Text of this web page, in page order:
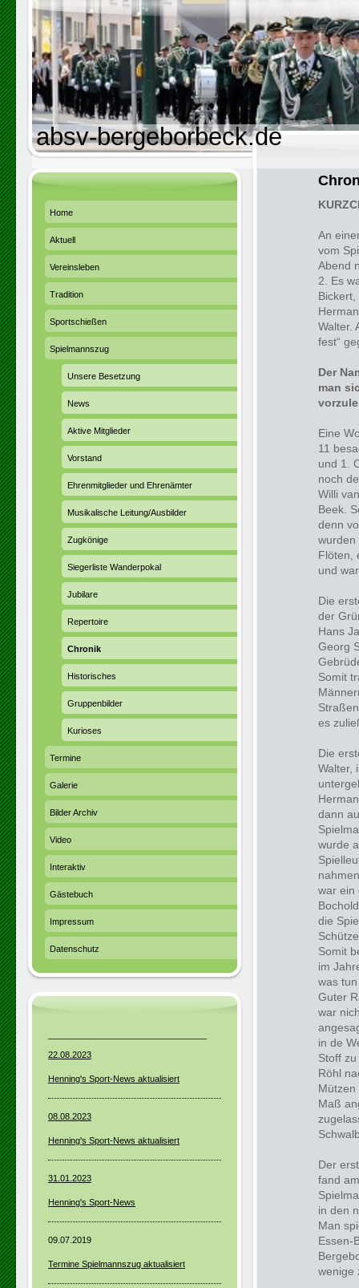
absv-bergeborbeck.de
An
vom
Abend
2. Es
Walter.
fest“
Der
man
Eine
11
und 1.
noch
Willi
Beek.
denn
wurden
Flöten,
und
Die
der
Hans
Georg
Somit
es
Die
Walter,
dann
wurde
war ein
die
Somit
im
was
Guter
war
in de
Stoff
Röhl
Maß
Der
fand
in den
Man
Essen-
wenige
Home
Aktuell
Vereinsleben
Tradition
Sportschießen
Spielmannszug
Unsere Besetzung
News
Aktive Mitglieder
Vorstand
Ehrenmitglieder und Ehrenämter
Musikalische Leitung/Ausbilder
Zugkönige
Siegerliste Wanderpokal
Jubilare
Repertoire
Chronik
Historisches
Gruppenbilder
Kurioses
Termine
Galerie
Bilder Archiv
Video
Interaktiv
Gästebuch
Impressum
Datenschutz
22.08.2023
Henning's Sport-News aktualisiert
08.08.2023
Henning's Sport-News aktualisiert
31.01.2023
Henning's Sport-News
09.07.2019
Termine Spielmannszug aktualisiert